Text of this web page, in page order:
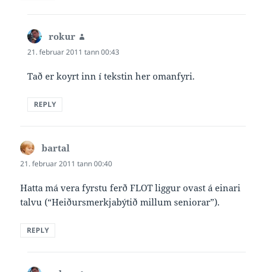
rokur
21. februar 2011 tann 00:43
Tað er koyrt inn í tekstin her omanfyri.
REPLY
bartal
21. februar 2011 tann 00:40
Hatta má vera fyrstu ferð FLOT liggur ovast á einari
talvu (“Heiðursmerkjabýtið millum seniorar”).
REPLY